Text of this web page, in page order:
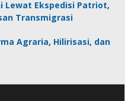
Lewat Ekspedisi Patriot,
Transmigrasi
Agraria, Hilirisasi, dan